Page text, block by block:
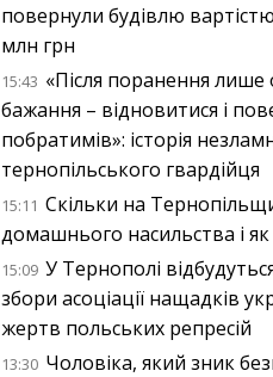
повернули будівлю
млн грн
15:43 «Після поранення лише
бажання – відновитися і
побратимів»: історія
тернопільського гвардійця
15:11 Скільки на
домашнього насильства і
15:09 У Тернополі
збори асоціації нащадків
жертв польських репресій
13:30 Чоловіка, який зник